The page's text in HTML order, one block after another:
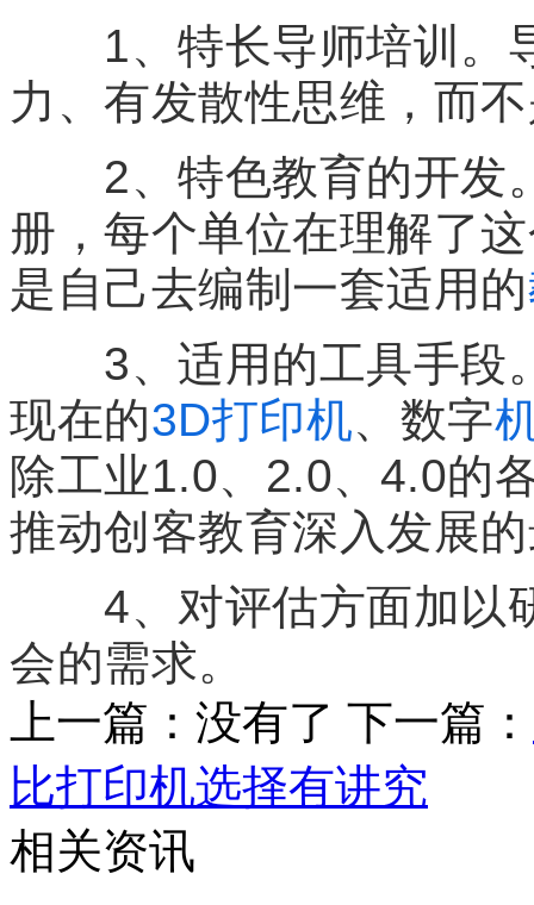
1、特长导师培训。
力、有发散性思维，而
2、特色教育的开发
册，每个单位在理解了
是自己去编制一套适用的
3、适用的工具手段
现在的3D打印机、数字
除工业1.0、2.0、4.0的
推动创客教育深入发展
4、对评估方面加以
会的需求。
上一篇：没有了 下一篇：
比打印机选择有讲究
相关资讯